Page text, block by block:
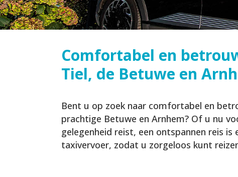
Comfortabel en
Tiel, de Betuwe en
Bent u op zoek naar comfortabel en
prachtige Betuwe en Arnhem? Of u nu
gelegenheid reist, een ontspannen reis
taxivervoer, zodat u zorgeloos kunt